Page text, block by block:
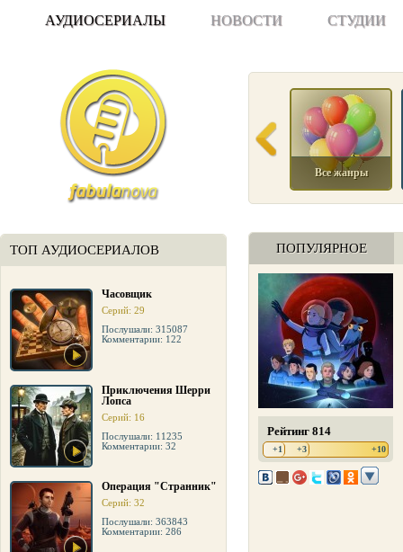
АУДИОСЕРИАЛЫ НОВОСТИ СТУДИИ
ТОП АУДИОСЕРИАЛОВ
Часовщик
Серий: 29
Послушали: 315087
Комментарии: 122
Приключения Шерри
Лопса
Серий: 16
Послушали: 11235
Комментарии: 32
Операция "Странник"
Серий: 32
Послушали: 363843
Комментарии: 286
Все жанры
ПОПУЛЯРНОЕ
Рейтинг 814
+1 +3 +10